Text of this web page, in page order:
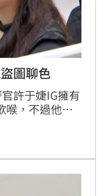
圖聊色
許于婕IG擁有
喉，不過他最
讓他相當困擾